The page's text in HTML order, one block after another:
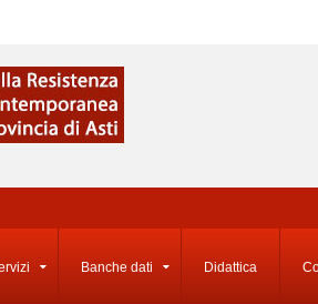
Banche dati Didattica